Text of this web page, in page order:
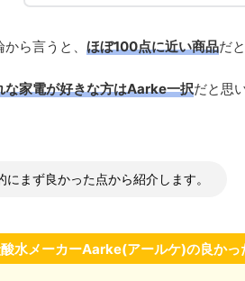
ら言うと、 ほぼ100点に近い商品だ
な家電が好きな方はAarke一択だと思
にまず良かった点から紹介します。
水メーカーAarke(アールケ)の良かっ